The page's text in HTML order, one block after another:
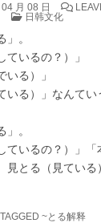
月 08 日
POSTED IN
日韩文化
。
ているの？）」
いる）」
いる）」なんて
。
ているの？）」
見とる（見ている
TAGGED ~とる解释